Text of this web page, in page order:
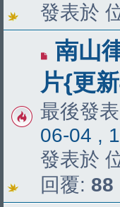
發表於
有
新
文
章
南山
片{更
最後發
06-04 ,
發表於
回覆: 88